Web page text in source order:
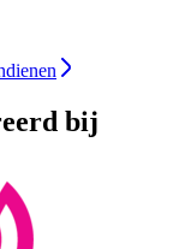
bij